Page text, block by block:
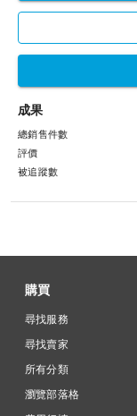
成果
總銷售件數
評價
被追蹤數
購買
尋找服務
尋找賣家
所有分類
瀏覽部落格